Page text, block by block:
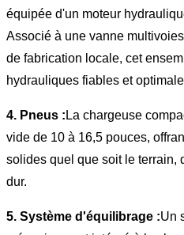
équipée d'un moteur
Associé à une vanne
de fabrication locale, cet
hydrauliques fiables et
4. Pneus : La chargeuse
vide de 10 à 16,5 pouces,
solides quel que soit le terrain,
dur.
5. Système d'équilibrage :Un